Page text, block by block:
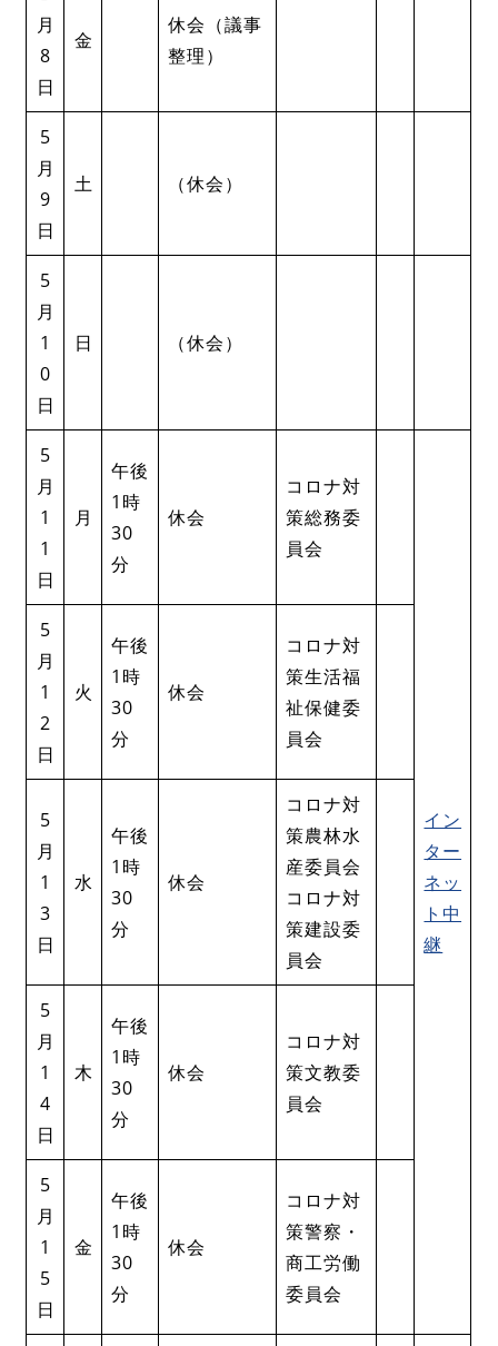
月
8
日
金
休会（議事
整理）
5
月
9
日
土 （休会）
5
月
1
0
日
日 （休会）
5
月
1
1
日
月
午後
1時
30
分
休会
コロナ対
策総務委
員会
イン
ター
ネッ
ト中
継
5
月
1
2
日
火
午後
1時
30
分
休会
コロナ対
策生活福
祉保健委
員会
5
月
1
3
日
水
午後
1時
30
分
休会
コロナ対
策農林水
産委員会
コロナ対
策建設委
員会
5
月
1
4
日
木
午後
1時
30
分
休会
コロナ対
策文教委
員会
5
月
1
5
日
金
午後
1時
30
分
休会
コロナ対
策警察・
商工労働
委員会